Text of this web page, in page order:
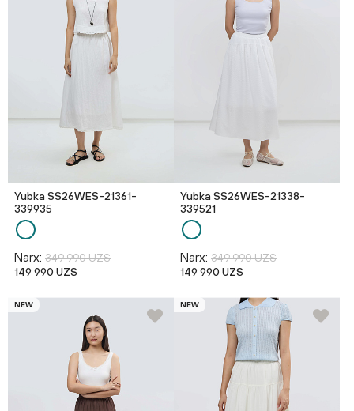
Yubka SS26WES-21361-
339935
Narx: 349 990 UZS
149 990 UZS
Yubka SS26WES-21338-
339521
Narx: 349 990 UZS
149 990 UZS
NEW NEW